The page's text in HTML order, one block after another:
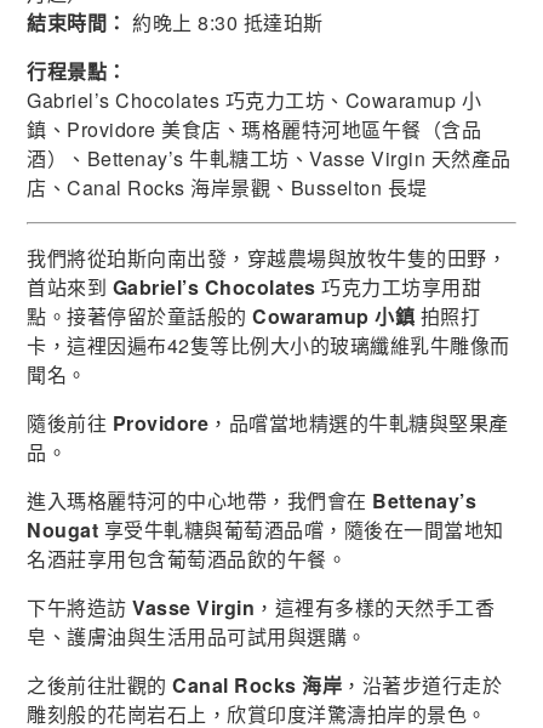
結束時間： 約晚上 8:30 抵達珀斯
行程景點：
Gabriel’s Chocolates 巧克力工坊、Cowaramup 小
鎮、Providore 美食店、瑪格麗特河地區午餐（含品
酒）、Bettenay’s 牛軋糖工坊、Vasse Virgin 天然產品
店、Canal Rocks 海岸景觀、Busselton 長堤
我們將從珀斯向南出發，穿越農場與放牧牛隻的田野，
首站來到 Gabriel’s Chocolates 巧克力工坊享用甜
點。接著停留於童話般的Cowaramup 小鎮 拍照打
卡，這裡因遍布42隻等比例大小的玻璃纖維乳牛雕像而
聞名。
隨後前往 Providore ，品嚐當地精選的牛軋糖與堅果產
品。
進入瑪格麗特河的中心地帶，我們會在 Bettenay’s
Nougat 享受牛軋糖與葡萄酒品嚐，隨後在一間當地知
名酒莊享用包含葡萄酒品飲的午餐。
下午將造訪Vasse Virgin ，這裡有多樣的天然手工香
皂、護膚油與生活用品可試用與選購。
之後前往壯觀的Canal Rocks 海岸 ，沿著步道行走於
雕刻般的花崗岩石上，欣賞印度洋驚濤拍岸的景色。